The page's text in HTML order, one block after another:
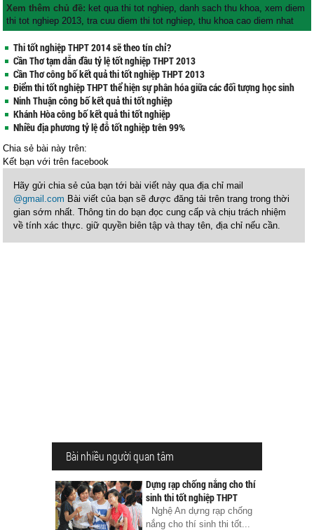
Xem thêm chủ đề: ket qua thi tot nghiep,danh sach thu khoa,xem diem
thi tot nghiep 2013,tra cuu diem thi tot nghiep,thu khoa cao diem nhat
Thi tốt nghiệp THPT 2014 sẽ theo tín chỉ?
Cần Thơ tạm dẫn đầu tỷ lệ tốt nghiệp THPT 2013
Cần Thơ công bố kết quả thi tốt nghiệp THPT 2013
Điểm thi tốt nghiệp THPT thể hiện sự phân hóa giữa các đối tượng học sinh
Ninh Thuận công bố kết quả thi tốt nghiệp
Khánh Hòa công bố kết quả thi tốt nghiệp
Nhiều địa phương tỷ lệ đỗ tốt nghiệp trên 99%
Chia sẻ bài này trên:
Kết bạn vớitrên facebook
Hãy gửi chia sẻ của bạn tới bài viết này qua địa chỉ mail
@gmail.com Bài viết của bạn sẽ được đăng tải trên trang trong thời
gian sớm nhất. Thông tin do bạn đọc cung cấp và chịu trách nhiệm
về tính xác thực. giữ quyền biên tập và thay tên, địa chỉ nếu cần.
Bài nhiều người quan tâm
Dựng rạp chống nắng cho thí
sinh thi tốt nghiệp THPT
Nghệ An dựng rạp chống
nắng cho thí sinh thi tốt...